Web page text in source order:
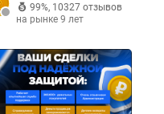
99%, 10327 отзывов
на рынке 9 лет